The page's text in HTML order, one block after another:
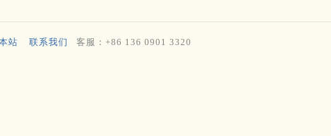
站 联系我们 客服：+86 136 0901 3320